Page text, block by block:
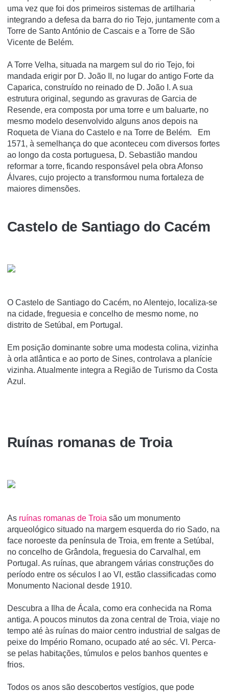
uma vez que foi dos primeiros sistemas de artilharia
integrando a defesa da barra do rio Tejo, juntamente com a
Torre de Santo António de Cascais e a Torre de São
Vicente de Belém.
A Torre Velha, situada na margem sul do rio Tejo, foi
mandada erigir por D. João II, no lugar do antigo Forte da
Caparica, construído no reinado de D. João I. A sua
estrutura original, segundo as gravuras de Garcia de
Resende, era composta por uma torre e um baluarte, no
mesmo modelo desenvolvido alguns anos depois na
Roqueta de Viana do Castelo e na Torre de Belém. Em
1571, à semelhança do que aconteceu com diversos fortes
ao longo da costa portuguesa, D. Sebastião mandou
reformar a torre, ficando responsável pela obra Afonso
Álvares, cujo projecto a transformou numa fortaleza de
maiores dimensões.
Castelo de Santiago do Cacém
O Castelo de Santiago do Cacém, no Alentejo, localiza-se
na cidade, freguesia e concelho de mesmo nome, no
distrito de Setúbal, em Portugal.
Em posição dominante sobre uma modesta colina, vizinha
à orla atlântica e ao porto de Sines, controlava a planí­cie
vizinha. Atualmente integra a Região de Turismo da Costa
Azul.
Ruí­nas romanas de Troia
As ruí­nas romanas de Troia são um monumento
arqueológico situado na margem esquerda do rio Sado, na
face noroeste da pení­nsula de Troia, em frente a Setúbal,
no concelho de Grândola, freguesia do Carvalhal, em
Portugal. As ruí­nas, que abrangem várias construções do
perí­odo entre os séculos I ao VI, estão classificadas como
Monumento Nacional desde 1910.
Descubra a Ilha de Ácala, como era conhecida na Roma
antiga. A poucos minutos da zona central de Troia, viaje no
tempo até às ruínas do maior centro industrial de salgas de
peixe do Império Romano, ocupado até ao séc. VI. Perca-
se pelas habitações, túmulos e pelos banhos quentes e
frios.
Todos os anos são descobertos vestígios, que pode